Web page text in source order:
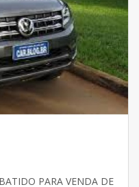
PARA VENDA DE